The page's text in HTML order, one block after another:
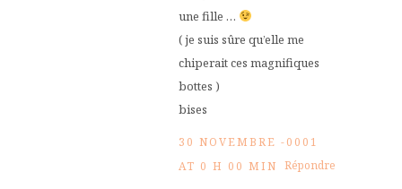
une fille …
( je suis sûre qu’elle me
chiperait ces magnifiques
bottes )
bises
30 NOVEMBRE -0001
AT 0 H 00 MIN Répondre